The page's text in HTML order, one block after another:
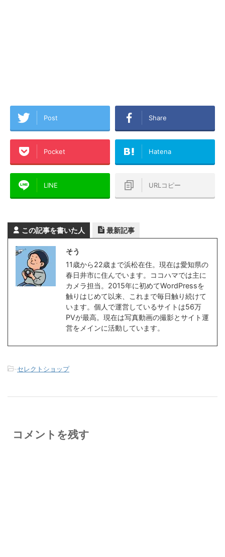
Post Share
Pocket Hatena
LINE URLコピー
この記事を書いた人 最新記事
そう
11歳から22歳まで浜松在住。現在は愛知県の
春日井市に住んでいます。ココハマでは主に
カメラ担当。2015年に初めてWordPressを
触りはじめて以来、これまで毎日触り続けて
います。個人で運営しているサイトは56万
PVが最高。現在は写真動画の撮影とサイト運
営をメインに活動しています。
-セレクトショップ
コメントを残す